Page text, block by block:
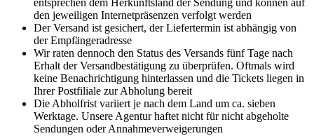
entsprechen dem Herkunftsland der Sendung und können auf
den jeweiligen Internetpräsenzen verfolgt werden
Der Versand ist gesichert, der Liefertermin ist abhängig von
der Empfängeradresse
Wir raten dennoch den Status des Versands fünf Tage nach
Erhalt der Versandbestätigung zu überprüfen. Oftmals wird
keine Benachrichtigung hinterlassen und die Tickets liegen in
Ihrer Postfiliale zur Abholung bereit
Die Abholfrist variiert je nach dem Land um ca. sieben
Werktage. Unsere Agentur haftet nicht für nicht abgeholte
Sendungen oder Annahmeverweigerungen